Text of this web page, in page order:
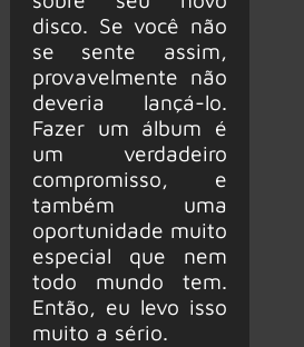
disco. Se você não
se sente assim,
provavelmente não
deveria lançá-lo.
Fazer um álbum é
um verdadeiro
compromisso, e
também uma
oportunidade muito
especial que nem
todo mundo tem.
Então, eu levo isso
muito a sério.